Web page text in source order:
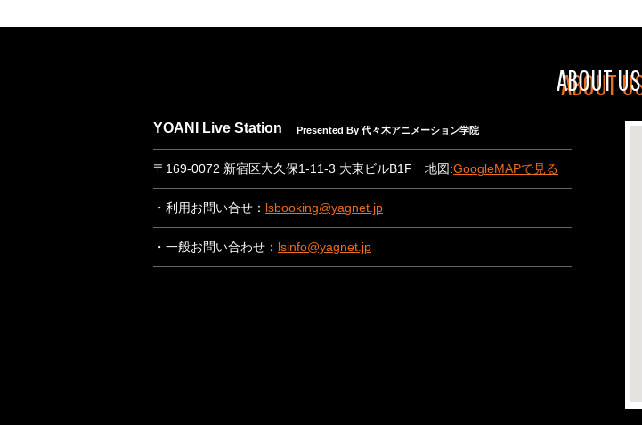
ABOUT US
YOANI Live Station Presented By 代々木アニメーション学院
〒169-0072 新宿区大久保1-11-3 大東ビルB1F 地図:GoogleMAPで見る
・利用お問い合せ： lsbooking@yagnet.jp
・一般お問い合わせ： lsinfo@yagnet.jp